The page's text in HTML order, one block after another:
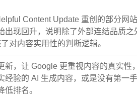
Content Update 重创的部分网站
出现回升，说明除了外部连结品质之
对内容实用性的判断逻辑。
新，让 Google 更重视内容的真实性
经验的 AI 生成内容，或是没有第一
低排名。